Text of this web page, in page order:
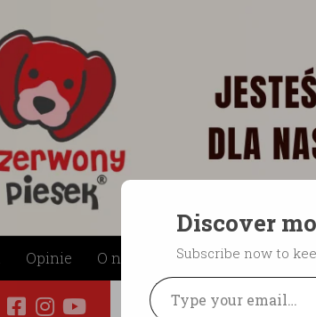
Opinie O nas Sklep Kontakt
PRZYGODY/UCZUCIA
Discover
Subscribe now to
Type your email…